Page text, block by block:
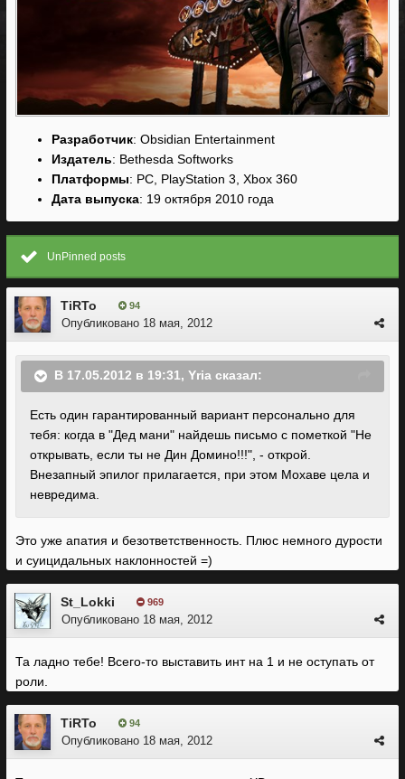
Разработчик: Obsidian Entertainment
Издатель: Bethesda Softworks
Платформы: PC, PlayStation 3, Xbox 360
Дата выпуска: 19 октября 2010 года
UnPinned posts
TiRTo 94
Опубликовано 18 мая, 2012
В 17.05.2012 в 19:31, Yria сказал:
Есть один гарантированный вариант персонально для
тебя: когда в "Дед мани" найдешь письмо с пометкой "Не
открывать, если ты не Дин Домино!!!", - открой.
Внезапный эпилог прилагается, при этом Мохаве цела и
невредима.
Это уже апатия и безответственность. Плюс немного дурости
и суицидальных наклонностей =)
St_Lokki 969
Опубликовано 18 мая, 2012
Та ладно тебе! Всего-то выставить инт на 1 и не оступать от
роли.
TiRTo 94
Опубликовано 18 мая, 2012